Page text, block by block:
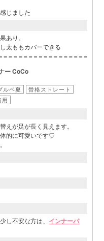
じました
あり。
太ももカバーできる
ー CoCo
ルベ夏
骨格ストレート
えが足が長く見えます。
的に可愛いです♡
し不安な方は、 インナーパ